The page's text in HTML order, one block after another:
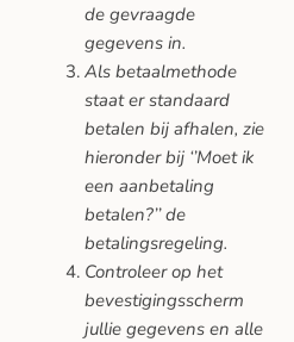
de gevraagde
gegevens in.
Als betaalmethode
staat er standaard
betalen bij afhalen, zie
hieronder bij ‘’Moet ik
een aanbetaling
betalen?’’ de
betalingsregeling.
Controleer op het
bevestigingsscherm
jullie gegevens en alle